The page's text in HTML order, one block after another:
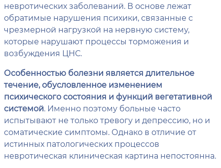
невротических заболеваний. В основе лежат
обратимые нарушения психики, связанные с
чрезмерной нагрузкой на нервную систему,
которые нарушают процессы торможения и
возбуждения ЦНС.
Особенностью болезни является длительное
течение, обусловленное изменением
психического состояния и функций вегетативной
системой. Именно поэтому больные часто
испытывают не только тревогу и депрессию, но и
соматические симптомы. Однако в отличие от
истинных патологических процессов
невротическая клиническая картина непостоянна.